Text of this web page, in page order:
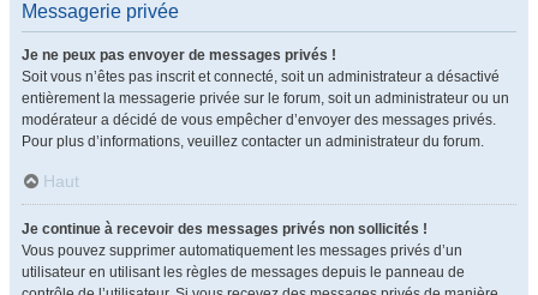
Messagerie privée
Je ne peux pas envoyer de messages privés !
Soit vous n’êtes pas inscrit et connecté, soit un administrateur a désactivé
entièrement la messagerie privée sur le forum, soit un administrateur ou un
modérateur a décidé de vous empêcher d’envoyer des messages privés.
Pour plus d’informations, veuillez contacter un administrateur du forum.
Haut
Je continue à recevoir des messages privés non sollicités !
Vous pouvez supprimer automatiquement les messages privés d’un
utilisateur en utilisant les règles de messages depuis le panneau de